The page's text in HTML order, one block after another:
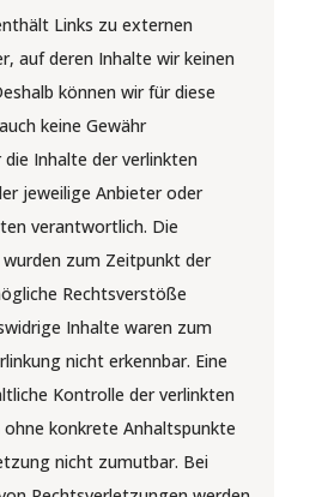
Links zu externen
auf deren Inhalte wir keinen
können wir für diese
keine Gewähr
die Inhalte der verlinkten
jeweilige Anbieter oder
verantwortlich. Die
zum Zeitpunkt der
Rechtsverstöße
Inhalte waren zum
nicht erkennbar. Eine
Kontrolle der verlinkten
konkrete Anhaltspunkte
nicht zumutbar. Bei